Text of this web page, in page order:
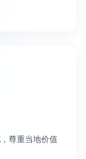
尊重当地价值